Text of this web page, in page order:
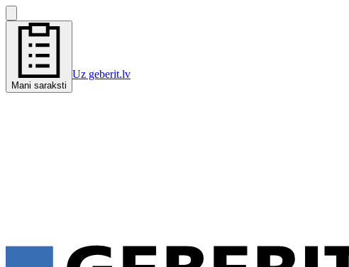
Mani saraksti
Uz geberit.lv